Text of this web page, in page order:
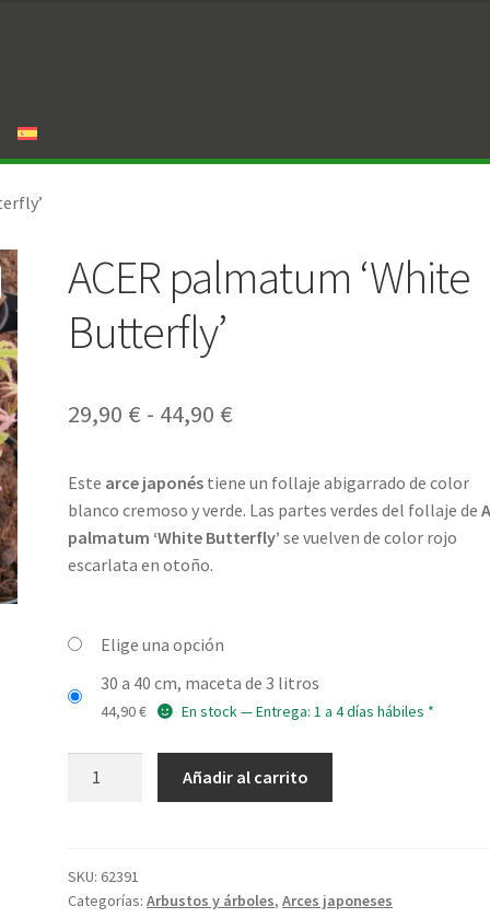
ACER palmatum ‘White
Butterfly’
29,90 € - 44,90 €
precios:
desde
Este arce japonés tiene un follaje abigarrado de color
blanco cremoso y verde. Las partes verdes del follaje de
palmatum ‘White Butterfly’ se vuelven de color rojo
escarlata en otoño.
Elige una opción
30 a 40 cm, maceta de 3 litros
44,90€ En stock — Entrega: 1 a 4 días hábiles *
cantidad
Añadir al carrito
SKU: 62391
Categorías:Arbustos y árboles,Arces japoneses